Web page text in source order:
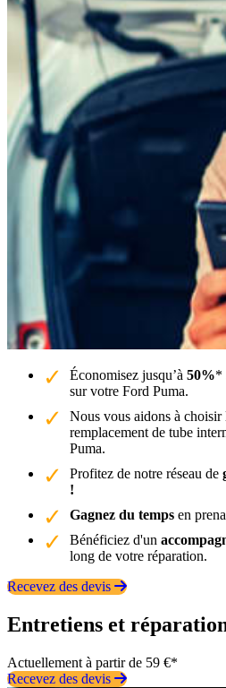
Économisez jusqu’à 50%*
sur votre Ford Puma.
Nous vous aidons à choisir
remplacement de tube
Puma.
Profitez de notre réseau de
!
Gagnez du temps en
Bénéficiez d'un
long de votre réparation.
Recevez des devis
Entretiens et
Actuellement à partir de 59 €*
Recevez des devis